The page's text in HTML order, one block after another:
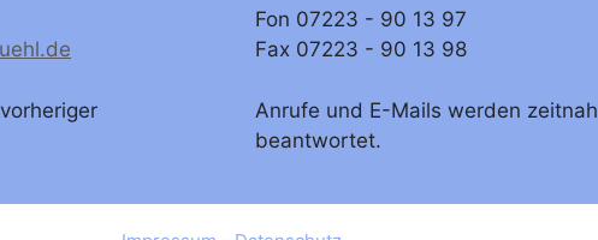
Fon 07223 - 90 13 97
Fax 07223 - 90 13 98
Anrufe und E-Mails werden zeitnah
beantwortet.